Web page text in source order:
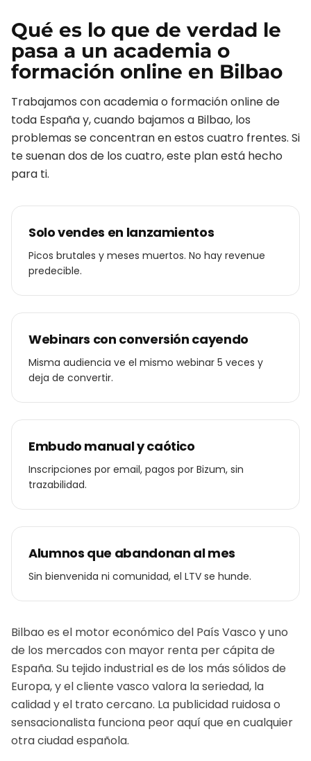
Qué es lo que de verdad le
pasa a un academia o
formación online en Bilbao
Trabajamos conacademia o formación onlinede
toda España y, cuando bajamos a Bilbao, los
problemas se concentran en estos cuatro frentes. Si
te suenan dos de los cuatro, este plan está hecho
para ti.
Solo vendes en lanzamientos
Picos brutales y meses muertos. No hay revenue
predecible.
Webinars con conversión cayendo
Misma audiencia ve el mismo webinar 5 veces y
deja de convertir.
Embudo manual y caótico
Inscripciones por email, pagos por Bizum, sin
trazabilidad.
Alumnos que abandonan al mes
Sin bienvenida ni comunidad, el LTV se hunde.
Bilbao es el motor económico del País Vasco y uno
de los mercados con mayor renta per cápita de
España. Su tejido industrial es de los más sólidos de
Europa, y el cliente vasco valora la seriedad, la
calidad y el trato cercano. La publicidad ruidosa o
sensacionalista funciona peor aquí que en cualquier
otra ciudad española.